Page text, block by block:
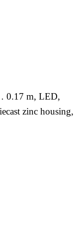
0.17 m, LED,
zinc housing,